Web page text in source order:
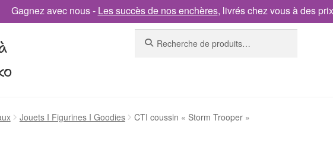
Gagnez avec nous - Les succès de nos enchères, livrés chez vous à des
Jouets I Figurines I Goodies CTI coussin « Storm Trooper »